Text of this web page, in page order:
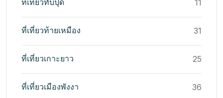
ที่เที่ยวทับปุด 11
ที่เที่ยวท้ายเหมือง 31
ที่เที่ยวเกาะยาว 25
ที่เที่ยวเมืองพังงา 36